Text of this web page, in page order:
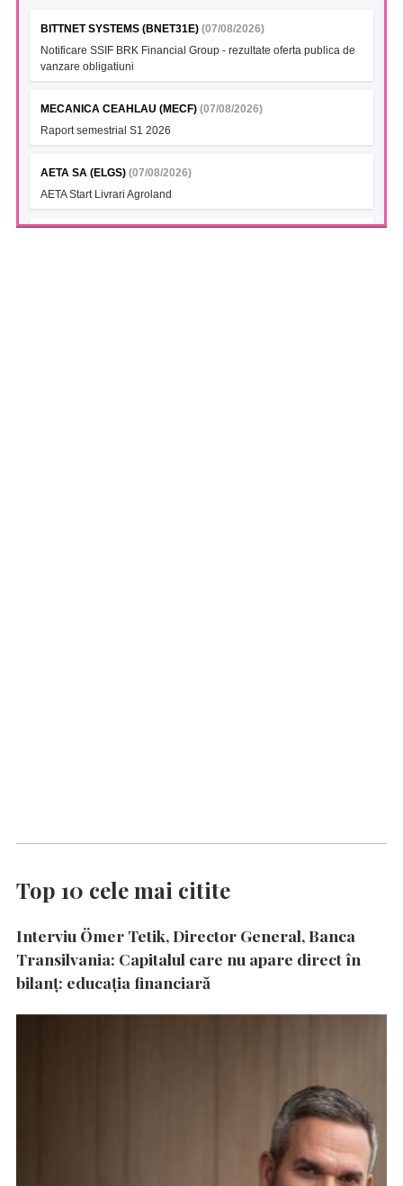
BITTNET SYSTEMS (BNET31E) (07/08/2026)
Notificare SSIF BRK Financial Group - rezultate oferta publica de
vanzare obligatiuni
MECANICA CEAHLAU (MECF) (07/08/2026)
Raport semestrial S1 2026
AETA SA (ELGS) (07/08/2026)
AETA Start Livrari Agroland
Top 10 cele mai citite
Interviu Ömer Tetik, Director General, Banca
Transilvania: Capitalul care nu apare direct în
bilanț: educația financiară